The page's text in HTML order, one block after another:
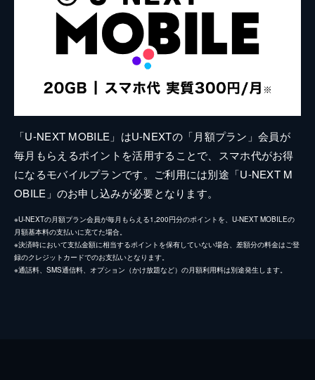
「U-NEXT MOBILE」はU-NEXTの「月額プラン」会員が
毎月もらえるポイントを活用することで、スマホ代がお得
になるモバイルプランです。ご利用には別途「U-NEXT M
OBILE」のお申し込みが必要となります。
※U-NEXTの月額プラン会員が毎月もらえる1,200円分のポイントを、U-NEXT MOBILEの
月額基本料の支払いに充てた場合。
※決済時において支払金額に相当するポイントを保有していない場合、差額分の料金はご登
録のクレジットカードでのお支払いとなります。
※通話料、SMS通信料、オプション（かけ放題など）の月額利用料は別途発生します。